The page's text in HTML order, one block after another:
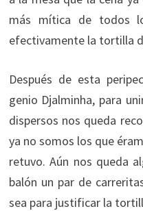
más mítica de todos
efectivamente la tortilla
Después de esta
genio Djalminha, para
dispersos nos queda
ya no somos los que
retuvo. Aún nos queda
balón un par de
sea para justificar la